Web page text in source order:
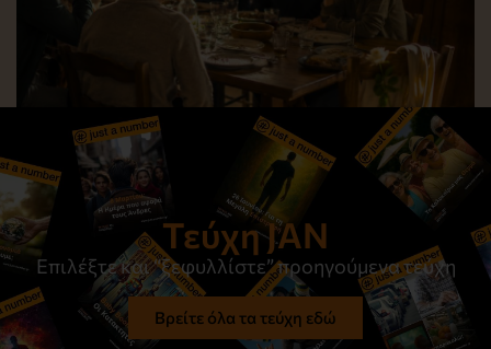
Ας κρατάμε τα καλά. Ή όχι;
Διαβάστε το
Τεύχη JAN
Επιλέξτε και “ξεφυλλίστε” προηγούμενα τεύχη
Βρείτε όλα τα τεύχη εδώ